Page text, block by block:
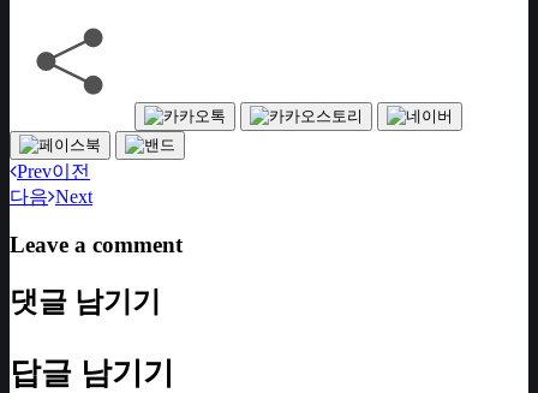
Prev이전
다음 Next
Leave a comment
댓글 남기기
답글 남기기